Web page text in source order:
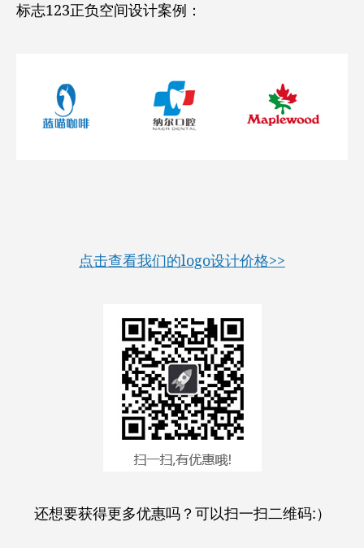
标志123正负空间设计案例：
点击查看我们的logo设计价格>>
还想要获得更多优惠吗？可以扫一扫二维码:）